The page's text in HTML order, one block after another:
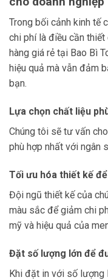
Trong bối cảnh kinh tế
chi phí là điều cần thiết
hàng giá rẻ tại Bao Bì
hiệu quả mà vẫn đảm
bạn.
Lựa chọn chất liệu
Chúng tôi sẽ tư vấn
phù hợp nhất với ngân
Tối ưu hóa thiết kế
Đội ngũ thiết kế của
màu sắc để giảm chi
mỹ và hiệu quả của
Đặt số lượng lớn để
Khi đặt in với số lượng